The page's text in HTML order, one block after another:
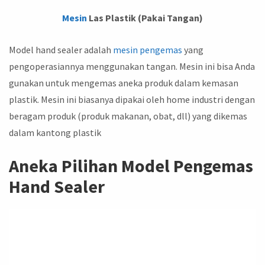
Mesin Las Plastik (Pakai Tangan)
Model hand sealer adalah mesin pengemas yang
pengoperasiannya menggunakan tangan. Mesin ini bisa Anda
gunakan untuk mengemas aneka produk dalam kemasan
plastik. Mesin ini biasanya dipakai oleh home industri dengan
beragam produk (produk makanan, obat, dll) yang dikemas
dalam kantong plastik
Aneka Pilihan Model Pengemas
Hand Sealer